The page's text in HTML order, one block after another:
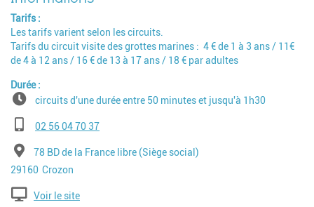
Tarifs
Les tarifs varient selon les circuits.
Tarifs du circuit visite des grottes marines : 4 € de 1 à 3 ans / 11€
de 4 à 12 ans / 16 € de 13 à 17 ans / 18 € par adultes
Durée
circuits d'une durée entre 50 minutes et jusqu'à 1h30
Téléphone02 56 04 70 37
Adresse78 BD de la France libre (Siège social)
Code postal
29160 Ville
Crozon
Voir le site